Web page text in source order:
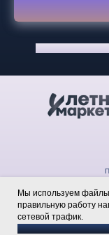
Мы используем
правильную работу
сетевой трафик.
Согласие на